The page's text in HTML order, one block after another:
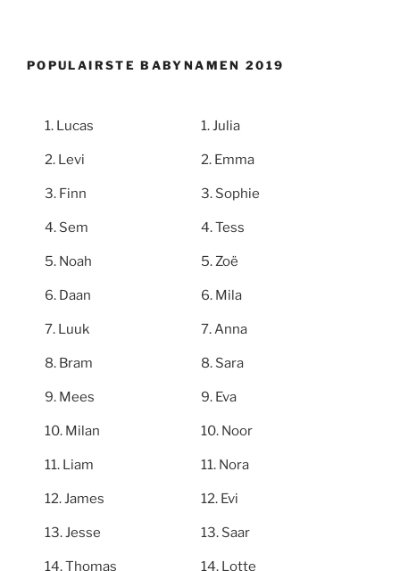
POPULAIRSTE BABYNAMEN 2019
Lucas
Levi
Finn
Sem
Noah
Daan
Luuk
Bram
Mees
Milan
Liam
James
Jesse
Thomas
Julia
Emma
Sophie
Tess
Zoë
Mila
Anna
Sara
Eva
Noor
Nora
Evi
Saar
Lotte